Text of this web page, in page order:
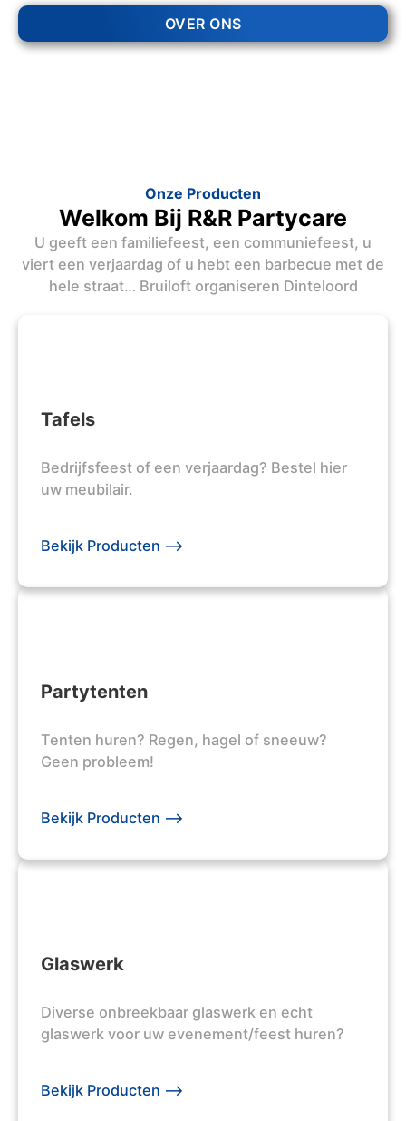
OVER ONS
Onze Producten
Welkom Bij R&R Partycare
U geeft een familiefeest, een communiefeest, u
viert een verjaardag of u hebt een barbecue met de
hele straat… Bruiloft organiseren Dinteloord
Tafels
Bedrijfsfeest of een verjaardag? Bestel hier
uw meubilair.
Bekijk Producten -->
Partytenten
Tenten huren? Regen, hagel of sneeuw?
Geen probleem!
Bekijk Producten -->
Glaswerk
Diverse onbreekbaar glaswerk en echt
glaswerk voor uw evenement/feest huren?
Bekijk Producten -->